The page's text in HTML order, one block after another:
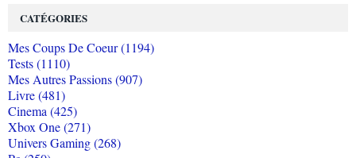
CATÉGORIES
Mes Coups De Coeur (1194)
Tests (1110)
Mes Autres Passions (907)
Livre (481)
Cinema (425)
Xbox One (271)
Univers Gaming (268)